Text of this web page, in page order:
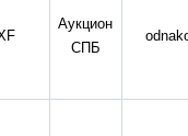
Аукцион
СПБ